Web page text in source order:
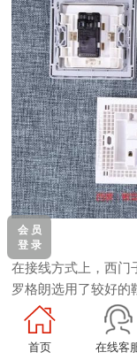
在接线方式上，西门
罗格朗选用了较好的
拨杆、银触点到底
看过了开关外面的
样？首页 在线客
会 员
登 录